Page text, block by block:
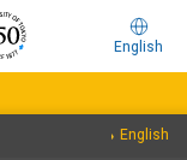
English
English